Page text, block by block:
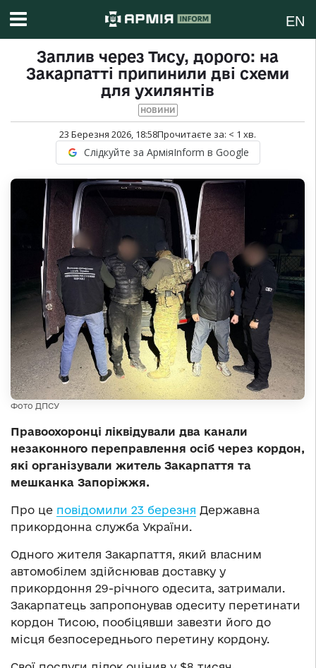
EN
Заплив через Тису, дорого: на
Закарпатті припинили дві схеми
для ухилянтів
НОВИНИ
23 Березня 2026, 18:58Прочитаєте за: < 1 хв.
Слідкуйте за АрміяInform в Google
Фото ДПСУ
Правоохоронці ліквідували два канали
незаконного переправлення осіб через кордон,
які організували житель Закарпаття та
мешканка Запоріжжя.
Про це повідомили 23 березня Державна
прикордонна служба України.
Одного жителя Закарпаття, який власним
автомобілем здійснював доставку у
прикордоння 29-річного одесита, затримали.
Закарпатець запропонував одеситу перетинати
кордон Тисою, пообіцявши завезти його до
місця безпосереднього перетину кордону.